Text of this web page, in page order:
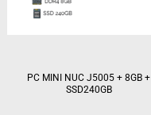
PC MINI NUC J5005 + 8GB +
SSD240GB